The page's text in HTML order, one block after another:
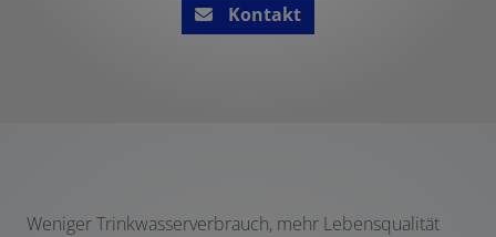
Kontakt
Weniger Trinkwasserverbrauch, mehr Lebensqualität